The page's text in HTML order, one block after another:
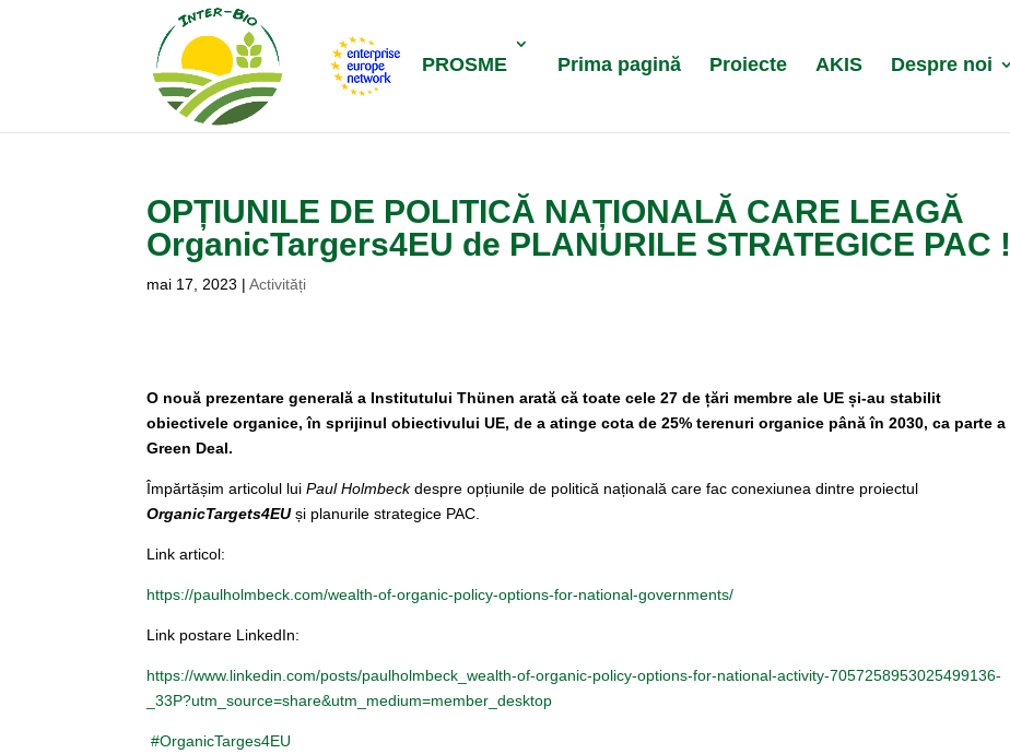
PROSME Prima pagină Proiecte AKIS Despre noi
OPȚIUNILE DE POLITICĂ NAȚIONALĂ CARE LEAGĂ
OrganicTargers4EU de PLANURILE STRATEGICE PAC !
mai 17, 2023 |Activități
O nouă prezentare generală a Institutului Thünen arată că toate cele 27 de țări membre ale UE și-au stabilit
obiectivele organice, în sprijinul obiectivului UE, de a atinge cota de 25% terenuri organice până în 2030, ca parte a
Green Deal.
Împărtășim articolul luiPaul Holmbeckdespre opțiunile de politică națională care fac conexiunea dintre proiectul
OrganicTargets4EUși planurile strategice PAC.
Link articol:
https://paulholmbeck.com/wealth-of-organic-policy-options-for-national-governments/
Link postare LinkedIn:
https://www.linkedin.com/posts/paulholmbeck_wealth-of-organic-policy-options-for-national-activity-7057258953025499136-
_33P?utm_source=share&utm_medium=member_desktop
#OrganicTarges4EU